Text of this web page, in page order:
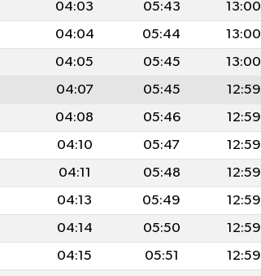
04:03 05:43 13:00
04:04 05:44 13:00
04:05 05:45 13:00
04:07 05:45 12:59
04:08 05:46 12:59
04:10 05:47 12:59
04:11 05:48 12:59
04:13 05:49 12:59
04:14 05:50 12:59
04:15 05:51 12:59